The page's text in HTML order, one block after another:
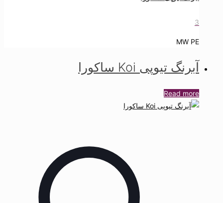
3
MW PE
آبرنگ تیوپی Koi ساکورا
Read more